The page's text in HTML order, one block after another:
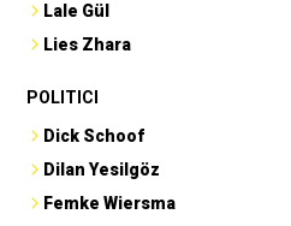
Lale Gül
Lies Zhara
POLITICI
Dick Schoof
Dilan Yesilgöz
Femke Wiersma